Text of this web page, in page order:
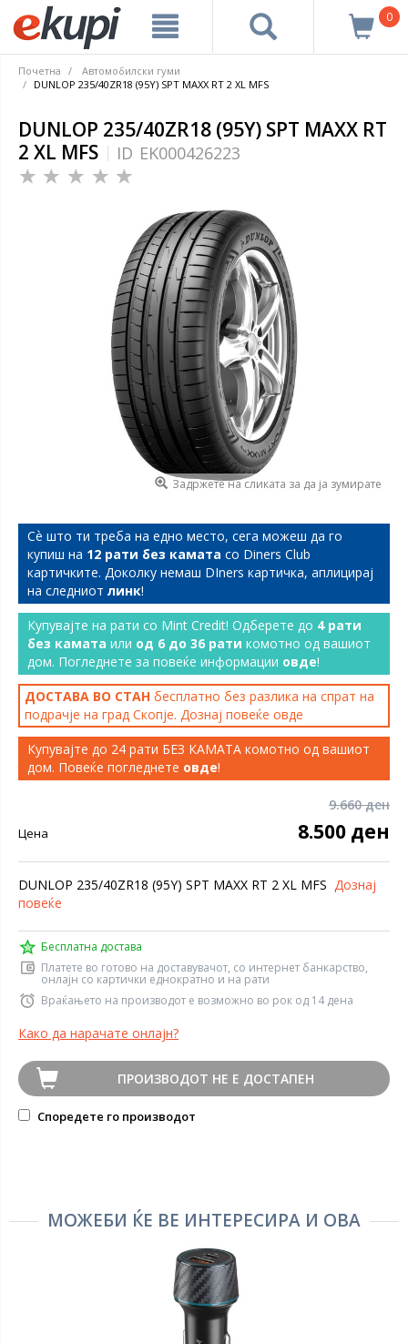
0
Почетна
Автомобилски гуми
DUNLOP 235/40ZR18 (95Y) SPT MAXX RT 2 XL MFS
DUNLOP 235/40ZR18 (95Y) SPT MAXX RT
2 XL MFS
ID EK000426223
Задржете на сликата за да ја зумирате
Сѐ што ти треба на едно место, сега можеш да го
купиш на 12 рати без камата со Diners Club
картичките. Доколку немаш DIners картичка, аплицирај
на следниот линк!
Купувајте на рати со Mint Credit! Одберете до 4 рати
без камата или од 6 до 36 рати комотно од вашиот
дом. Погледнете за повеќе информации овде!
ДОСТАВА ВО СТАН бесплатно без разлика на спрат на
подрачје на град Скопје. Дознај повеќе овде
Купувајте до 24 рати БЕЗ КАМАТА комотно од вашиот
дом. Повеќе погледнете овде!
9.660 ден
Цена 8.500 ден
DUNLOP 235/40ZR18 (95Y) SPT MAXX RT 2 XL MFS Дознај
повеќе
Бесплатна достава
Платете во готово на доставувачот, со интернет банкарство,
онлајн со картички еднократно и на рати
Враќањето на производот е возможно во рок од 14 дена
Како да нарачате онлајн?
ПРОИЗВОДОТ НЕ Е ДОСТАПЕН
Споредете го производот
МОЖЕБИ ЌЕ ВЕ ИНТЕРЕСИРА И ОВА